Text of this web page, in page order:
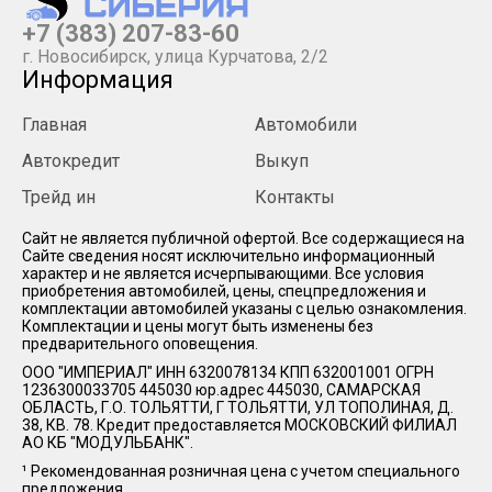
+7 (383) 207-83-60
г. Новосибирск, улица Курчатова, 2/2
Информация
Главная
Автомобили
Автокредит
Выкуп
Трейд ин
Контакты
Cайт не является публичной офертой. Все содержащиеся на
Сайте сведения носят исключительно информационный
характер и не является исчерпывающими. Все условия
приобретения автомобилей, цены, спецпредложения и
комплектации автомобилей указаны с целью ознакомления.
Комплектации и цены могут быть изменены без
предварительного оповещения.
ООО "ИМПЕРИАЛ" ИНН 6320078134 КПП 632001001 ОГРН
1236300033705 445030 юр.адрес 445030, САМАРСКАЯ
ОБЛАСТЬ, Г.О. ТОЛЬЯТТИ, Г ТОЛЬЯТТИ, УЛ ТОПОЛИНАЯ, Д.
38, КВ. 78. Кредит предоставляется МОСКОВСКИЙ ФИЛИАЛ
АО КБ "МОДУЛЬБАНК".
¹ Рекомендованная розничная цена с учетом специального